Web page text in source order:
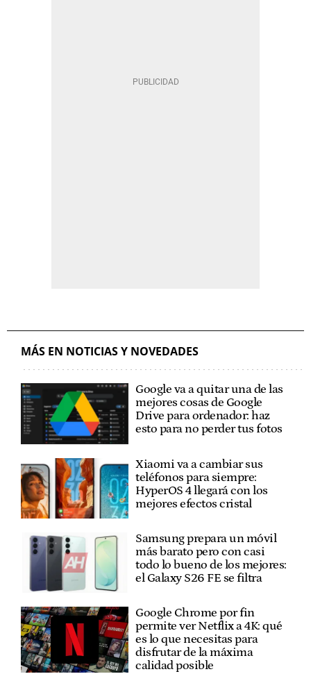
MÁS EN NOTICIAS Y NOVEDADES
Google va a quitar una de las
mejores cosas de Google
Drive para ordenador: haz
esto para no perder tus fotos
Xiaomi va a cambiar sus
teléfonos para siempre:
HyperOS 4 llegará con los
mejores efectos cristal
Samsung prepara un móvil
más barato pero con casi
todo lo bueno de los mejores:
el Galaxy S26 FE se filtra
Google Chrome por fin
permite ver Netflix a 4K: qué
es lo que necesitas para
disfrutar de la máxima
calidad posible